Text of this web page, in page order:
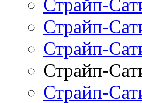
Страйп-
Страйп-
Страйп-
Страйп-
Страйп-